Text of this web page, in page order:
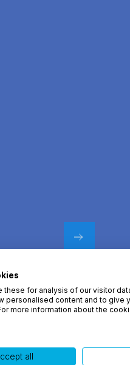
para oferecer melhor
melhorar o desempenho,
em nosso site e
utilizar este site, você
these for analysis of our visitor
personalised content and to give
more information about the
all